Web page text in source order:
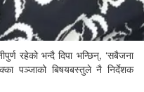
रहेको भन्दै दिपा भन्छिन्, ‘सबैजना
पञ्जाको बिषयबस्तुले नै निर्देशक